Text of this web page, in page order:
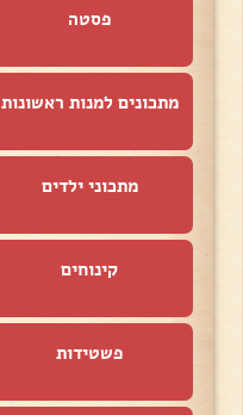
פסטה
מתכונים למנות ראשונות
מתכוני ילדים
קינוחים
פשטידות